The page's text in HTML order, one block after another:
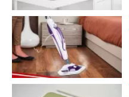
RECENSIONI